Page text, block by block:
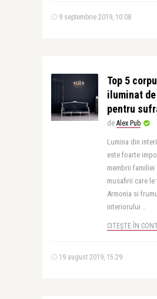
9 septembrie 2019, 10:08
Top 5
iluminat
pentru
de Alex Pub
Lumina din
este foarte
membrii familiei
musafirii care
Armonia si
interiorului ..
CITEȘTE ÎN
19 august 2019, 15:29